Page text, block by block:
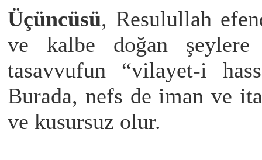
Üçüncüsü, Resulullah
ve kalbe doğan
tasavvufun “vilayet-i
Burada, nefs de iman ve
ve kusursuz olur.